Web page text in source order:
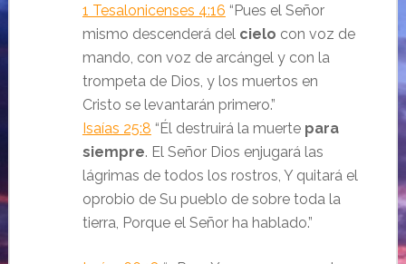
1 Tesalonicenses 4:16 “Pues el Señor
mismo descenderá del cielo con voz de
mando, con voz de arcángel y con la
trompeta de Dios, y los muertos en
Cristo se levantarán primero.”
Isaías 25:8 “Él destruirá la muerte para
siempre. El Señor Dios enjugará las
lágrimas de todos los rostros, Y quitará el
oprobio de Su pueblo de sobre toda la
tierra, Porque el Señorha hablado.”